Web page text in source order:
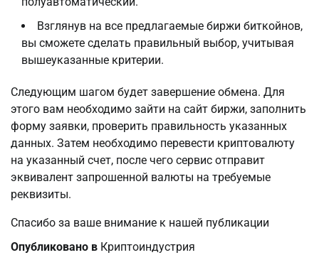
Взглянув на все предлагаемые биржи биткойнов,
вы сможете сделать правильный выбор, учитывая
вышеуказанные критерии.
Следующим шагом будет завершение обмена. Для
этого вам необходимо зайти на сайт биржи, заполнить
форму заявки, проверить правильность указанных
данных. Затем необходимо перевести криптовалюту
на указанный счет, после чего сервис отправит
эквивалент запрошенной валюты на требуемые
реквизиты.
Спасибо за ваше внимание к нашей публикации
Опубликовано в Криптоиндустрия